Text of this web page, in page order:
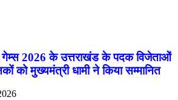
2026 के उत्तराखंड के पदक विजेताओं
को मुख्यमंत्री धामी ने किया सम्मानित